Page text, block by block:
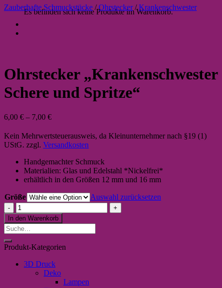
Es befinden sich keine Produkte im Warenkorb.
Zauberhafte Schmuckstücke / Ohrstecker / Krankenschwester
Ohrstecker „Krankenschwester
Schere und Spritze“
6,00 € – 7,00 €
Kein Mehrwertsteuerausweis, da Kleinunternehmer nach §19 (1)
UStG. zzgl. Versandkosten
Handgemachter Schmuck
Materialien: Glas und Edelstahl *Nickelfrei*
erhältlich in den Größen 12 mm und 16 mm
Größe
Auswahl zurücksetzen
Ohrstecker
"Krankenschwester
Schere
und
Menge
In den Warenkorb
Suche
nach:
Produkt-Kategorien
3D Druck
Deko
Lampen